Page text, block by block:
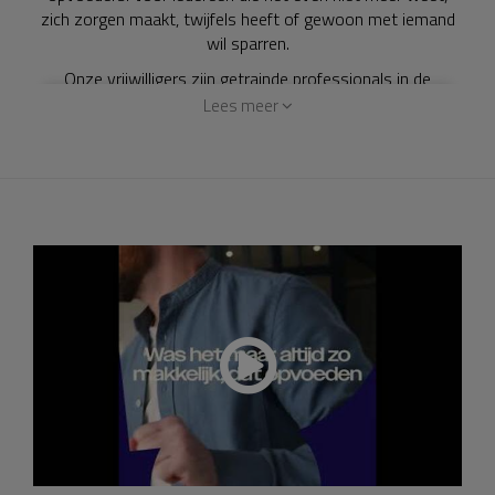
zich zorgen maakt, twijfels heeft of gewoon met iemand
wil sparren.
Onze vrijwilligers zijn getrainde professionals in de
oplossingsgerichte methodiek, die zonder oordeel
waar ouders stoom kunnen afblazen, taboes doorbroken
kunnen worden en een klankbord geboden kan worden.
Een rustigere ouder betekent een fijner thuis voor het hele
gezin.
Om onze dienst gratis te kunnen houden hebben we jouw
donatie nodig. Jouw bijdrage maakt het verschil voor
ouders en hun kinderen.
Lees meer